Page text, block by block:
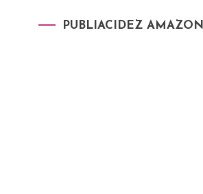
PUBLIACIDEZ AMAZON